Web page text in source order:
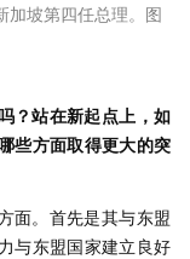
加坡第四任总理。图
？站在新起点上，如
些方面取得更大的突
面。首先是其与东盟
与东盟国家建立良好